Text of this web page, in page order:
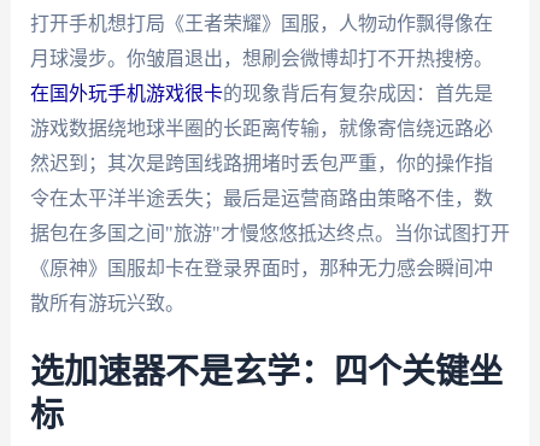
打开手机想打局《王者荣耀》国服，人物动作飘得像在
月球漫步。你皱眉退出，想刷会微博却打不开热搜榜。
在国外玩手机游戏很卡的现象背后有复杂成因：首先是
游戏数据绕地球半圈的长距离传输，就像寄信绕远路必
然迟到；其次是跨国线路拥堵时丢包严重，你的操作指
令在太平洋半途丢失；最后是运营商路由策略不佳，数
据包在多国之间"旅游"才慢悠悠抵达终点。当你试图打开
《原神》国服却卡在登录界面时，那种无力感会瞬间冲
散所有游玩兴致。
选加速器不是玄学：四个关键坐
标